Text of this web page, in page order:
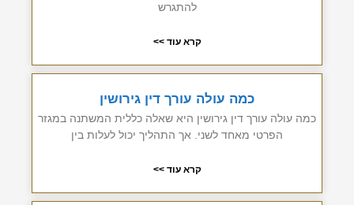
להתגרש
קרא עוד >>
כמה עולה עורך דין גירושין
כמה עולה עורך דין גירושין היא שאלה כללית המשתנה במגזר
הפרטי מאחד לשני. אך התהליך יכול לעלות בין
קרא עוד >>